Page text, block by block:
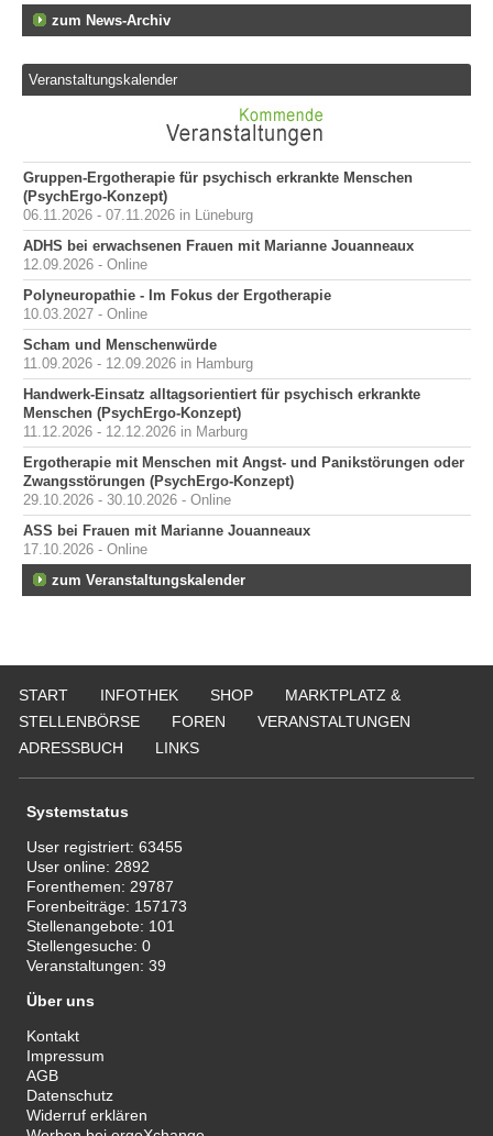
zum News-Archiv
Veranstaltungskalender
Gruppen-Ergotherapie für psychisch erkrankte Menschen
(PsychErgo-Konzept)
06.11.2026 - 07.11.2026 in Lüneburg
ADHS bei erwachsenen Frauen mit Marianne Jouanneaux
12.09.2026 - Online
Polyneuropathie - Im Fokus der Ergotherapie
10.03.2027 - Online
Scham und Menschenwürde
11.09.2026 - 12.09.2026 in Hamburg
Handwerk-Einsatz alltagsorientiert für psychisch erkrankte
Menschen (PsychErgo-Konzept)
11.12.2026 - 12.12.2026 in Marburg
Ergotherapie mit Menschen mit Angst- und Panikstörungen oder
Zwangsstörungen (PsychErgo-Konzept)
29.10.2026 - 30.10.2026 - Online
ASS bei Frauen mit Marianne Jouanneaux
17.10.2026 - Online
zum Veranstaltungskalender
START INFOTHEK SHOP
MARKTPLATZ &
STELLENBÖRSE
FOREN
VERANSTALTUNGEN
ADRESSBUCH
LINKS
Systemstatus
User registriert:63455
User online: 2892
Forenthemen: 29787
Forenbeiträge: 157173
Stellenangebote: 101
Stellengesuche:0
Veranstaltungen:39
Über uns
Kontakt
Impressum
AGB
Datenschutz
Widerruf erklären